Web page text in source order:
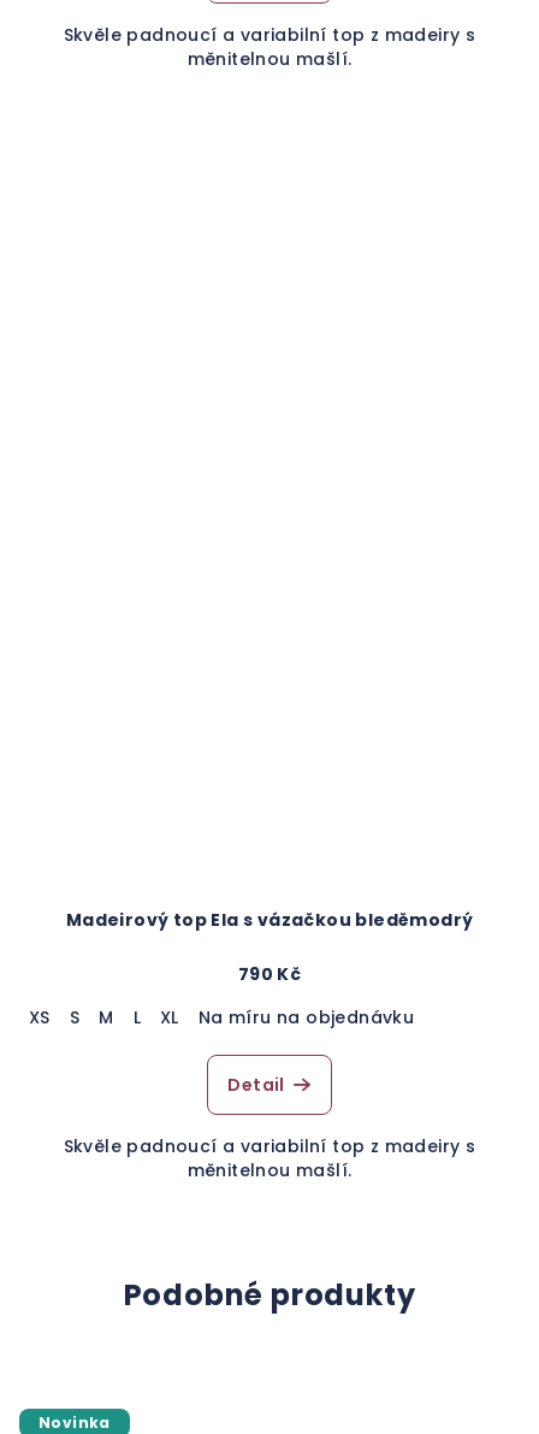
Skvěle padnoucí a variabilní top z madeiry s
měnitelnou mašlí.
Madeirový top Ela s vázačkou bleděmodrý
790 Kč
XS
S M L XL Na míru na objednávku
Detail
Skvěle padnoucí a variabilní top z madeiry s
měnitelnou mašlí.
Podobné produkty
Novinka